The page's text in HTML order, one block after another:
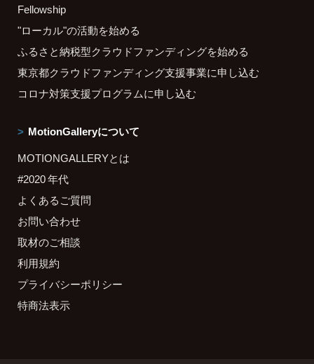
Fellowship
"ローカル"の活動を始める
ふるさと納税型クラウドファンディングを始める
東京都クラウドファンディング支援事業に申し込む
コロナ対策支援プログラムに申し込む
MotionGalleryについて
MOTIONGALLERYとは
#2020 年代
よくあるご質問
お問い合わせ
取材のご相談
利用規約
プライバシーポリシー
特商法表示